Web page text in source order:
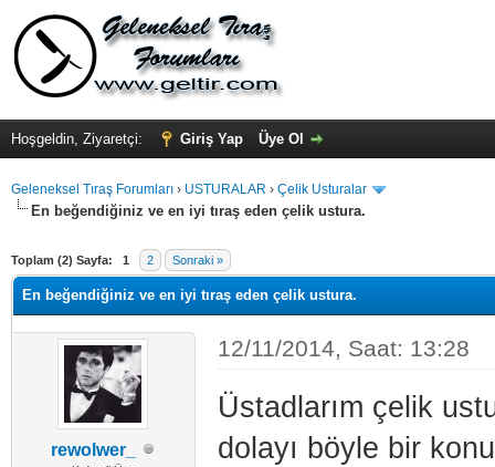
Hoşgeldin, Ziyaretçi: Giriş Yap Üye Ol
Geleneksel Tıraş Forumları › USTURALAR › Çelik Usturalar
En beğendiğiniz ve en iyi tıraş eden çelik ustura.
Toplam (2) Sayfa: 1 2 Sonraki »
En beğendiğiniz ve en iyi tıraş eden çelik ustura.
rewolwer_
12/11/2014, Saat: 13:28
Üstadlarım çelik
dolayı böyle bir